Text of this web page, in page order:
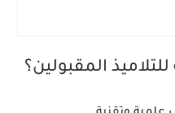
المقبولين؟